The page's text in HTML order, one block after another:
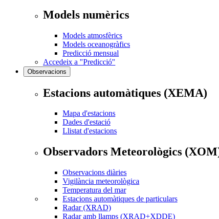
Models numèrics
Models atmosfèrics
Models oceanogràfics
Predicció mensual
Accedeix a "Predicció"
Observacions
Estacions automàtiques (XEMA)
Mapa d'estacions
Dades d'estació
Llistat d'estacions
Observadors Meteorològics
Observacions diàries
Vigilància meteorològica
Temperatura del mar
Estacions automàtiques de particulars
Radar (XRAD)
Radar amb llamps (XRAD+XDDE)